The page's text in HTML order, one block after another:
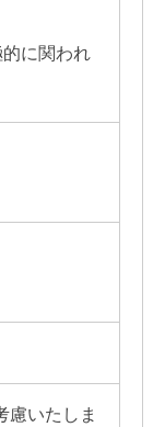
に関われ
慮いたしま